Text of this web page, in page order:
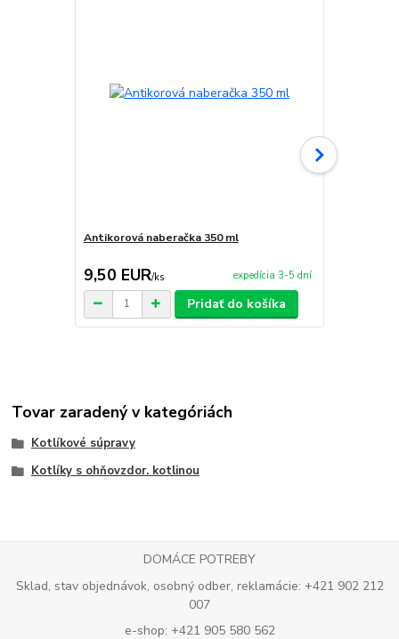
Antikorová naberačka 350 ml
9,50 EUR/ks expedícia 3-5 dní
Pridať do košíka
Tovar zaradený v kategóriách
Kotlíkové súpravy
Kotlíky s ohňovzdor. kotlinou
DOMÁCE POTREBY
Sklad, stav objednávok, osobný odber, reklamácie: +421 902 212
007
e-shop: +421 905 580 562